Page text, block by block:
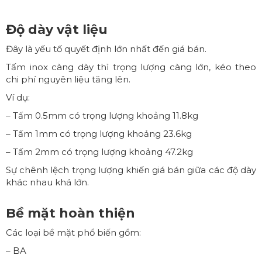
Độ dày vật liệu
Đây là yếu tố quyết định lớn nhất đến giá bán.
Tấm inox càng dày thì trọng lượng càng lớn, kéo theo
chi phí nguyên liệu tăng lên.
Ví dụ:
– Tấm 0.5mm có trọng lượng khoảng 11.8kg
– Tấm 1mm có trọng lượng khoảng 23.6kg
– Tấm 2mm có trọng lượng khoảng 47.2kg
Sự chênh lệch trọng lượng khiến giá bán giữa các độ dày
khác nhau khá lớn.
Bề mặt hoàn thiện
Các loại bề mặt phổ biến gồm:
– BA